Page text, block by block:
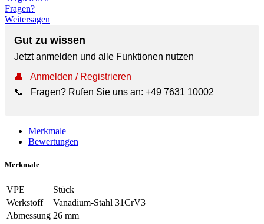
Fragen?
Weitersagen
Gut zu wissen
Jetzt anmelden und alle Funktionen nutzen
👤
Anmelden / Registrieren
📞
Fragen? Rufen Sie uns an: +49 7631 10002
Merkmale
Bewertungen
Merkmale
VPE
Stück
Werkstoff
Vanadium-Stahl 31CrV3
Abmessung 26 mm